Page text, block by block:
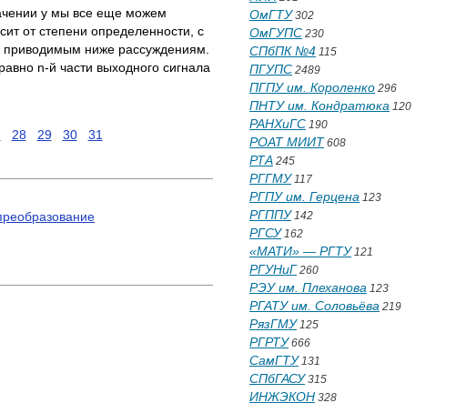
y мы все еще можем
от степени определенности, с
приводимым ниже рассуждениям.
n-й части выходного сигнала
28 29 30 31
ОмГТУ302
ОмГУПС 230
СПбПК №4 115
ПГУПС 2489
ПГПУ им. Короленко 296
ПНТУ им. Кондратюка 120
РАНХиГС 190
РОАТ МИИТ 608
РТА 245
РГГМУ117
РГПУ им. Герцена 123
РГППУ142
РГСУ162
«МАТИ» — РГТУ121
РГУНиГ 260
РЭУ им. Плеханова 123
РГАТУ им. Соловьёва 219
РязГМУ125
РГРТУ666
СамГТУ131
СПбГАСУ315
ИНЖЭКОН 328